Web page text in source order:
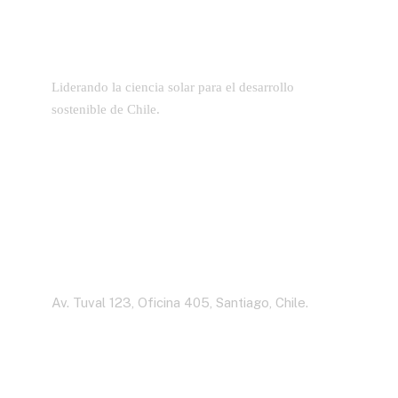
Liderando la ciencia solar para el desarrollo
sostenible de Chile.
Av. Tuval 123, Oficina 405, Santiago, Chile.